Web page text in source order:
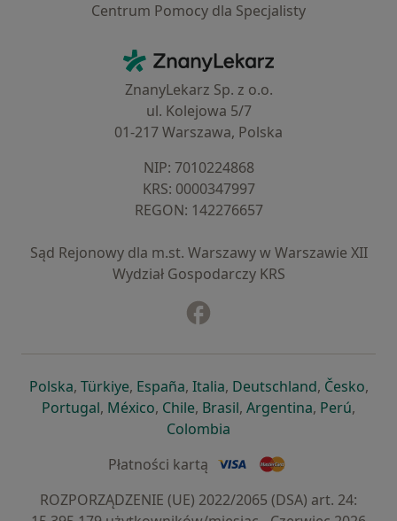
Centrum Pomocy dla Specjalisty
ZnanyLekarz - Strona główna
ZnanyLekarz Sp. z o.o.
ul. Kolejowa 5/7
01-217 Warszawa, Polska
NIP: ⁠7010224868
KRS: ⁠0000347997
REGON: ⁠142276657
Sąd Rejonowy dla m.st. Warszawy w Warszawie XII
Wydział Gospodarczy KRS
Polskaotwiera się w nowej karcie
, Türkiyeotwiera się w nowej karcie
, Españaotwiera się w nowej karcie
, Italiaotwiera się w nowej
, Deutschlandotwiera się
, Česko,
Portugalotwiera się w nowej karcie
, Méxicootwiera się w nowej karcie
, Chileotwiera się w nowej karcie
, Brasilotwiera się w nowej
, Argentinaotwiera się
, Perú,
Colombia
Płatności kartą
ROZPORZĄDZENIE (UE) 2022/2065 (DSA) art. 24: